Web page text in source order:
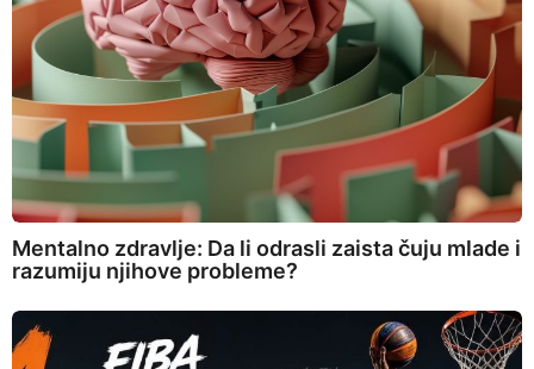
Mentalno zdravlje: Da li odrasli zaista čuju mlade i
razumiju njihove probleme?